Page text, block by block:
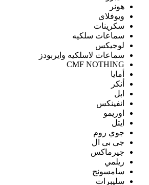
هونر
ويوفلاى
سكرينات
سماعات سلكيه
لوجيكس
سماعات لاسلكيه وايربودز
CMF NOTHING
أمايا
أنكر
ابل
انفينكس
اوريمو
ايتل
جوي روم
جى بى ال
جيرماكس
ريلمي
سامسونج
سليبرات